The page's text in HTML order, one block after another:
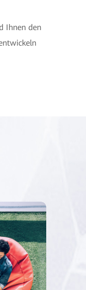
Ihnen den